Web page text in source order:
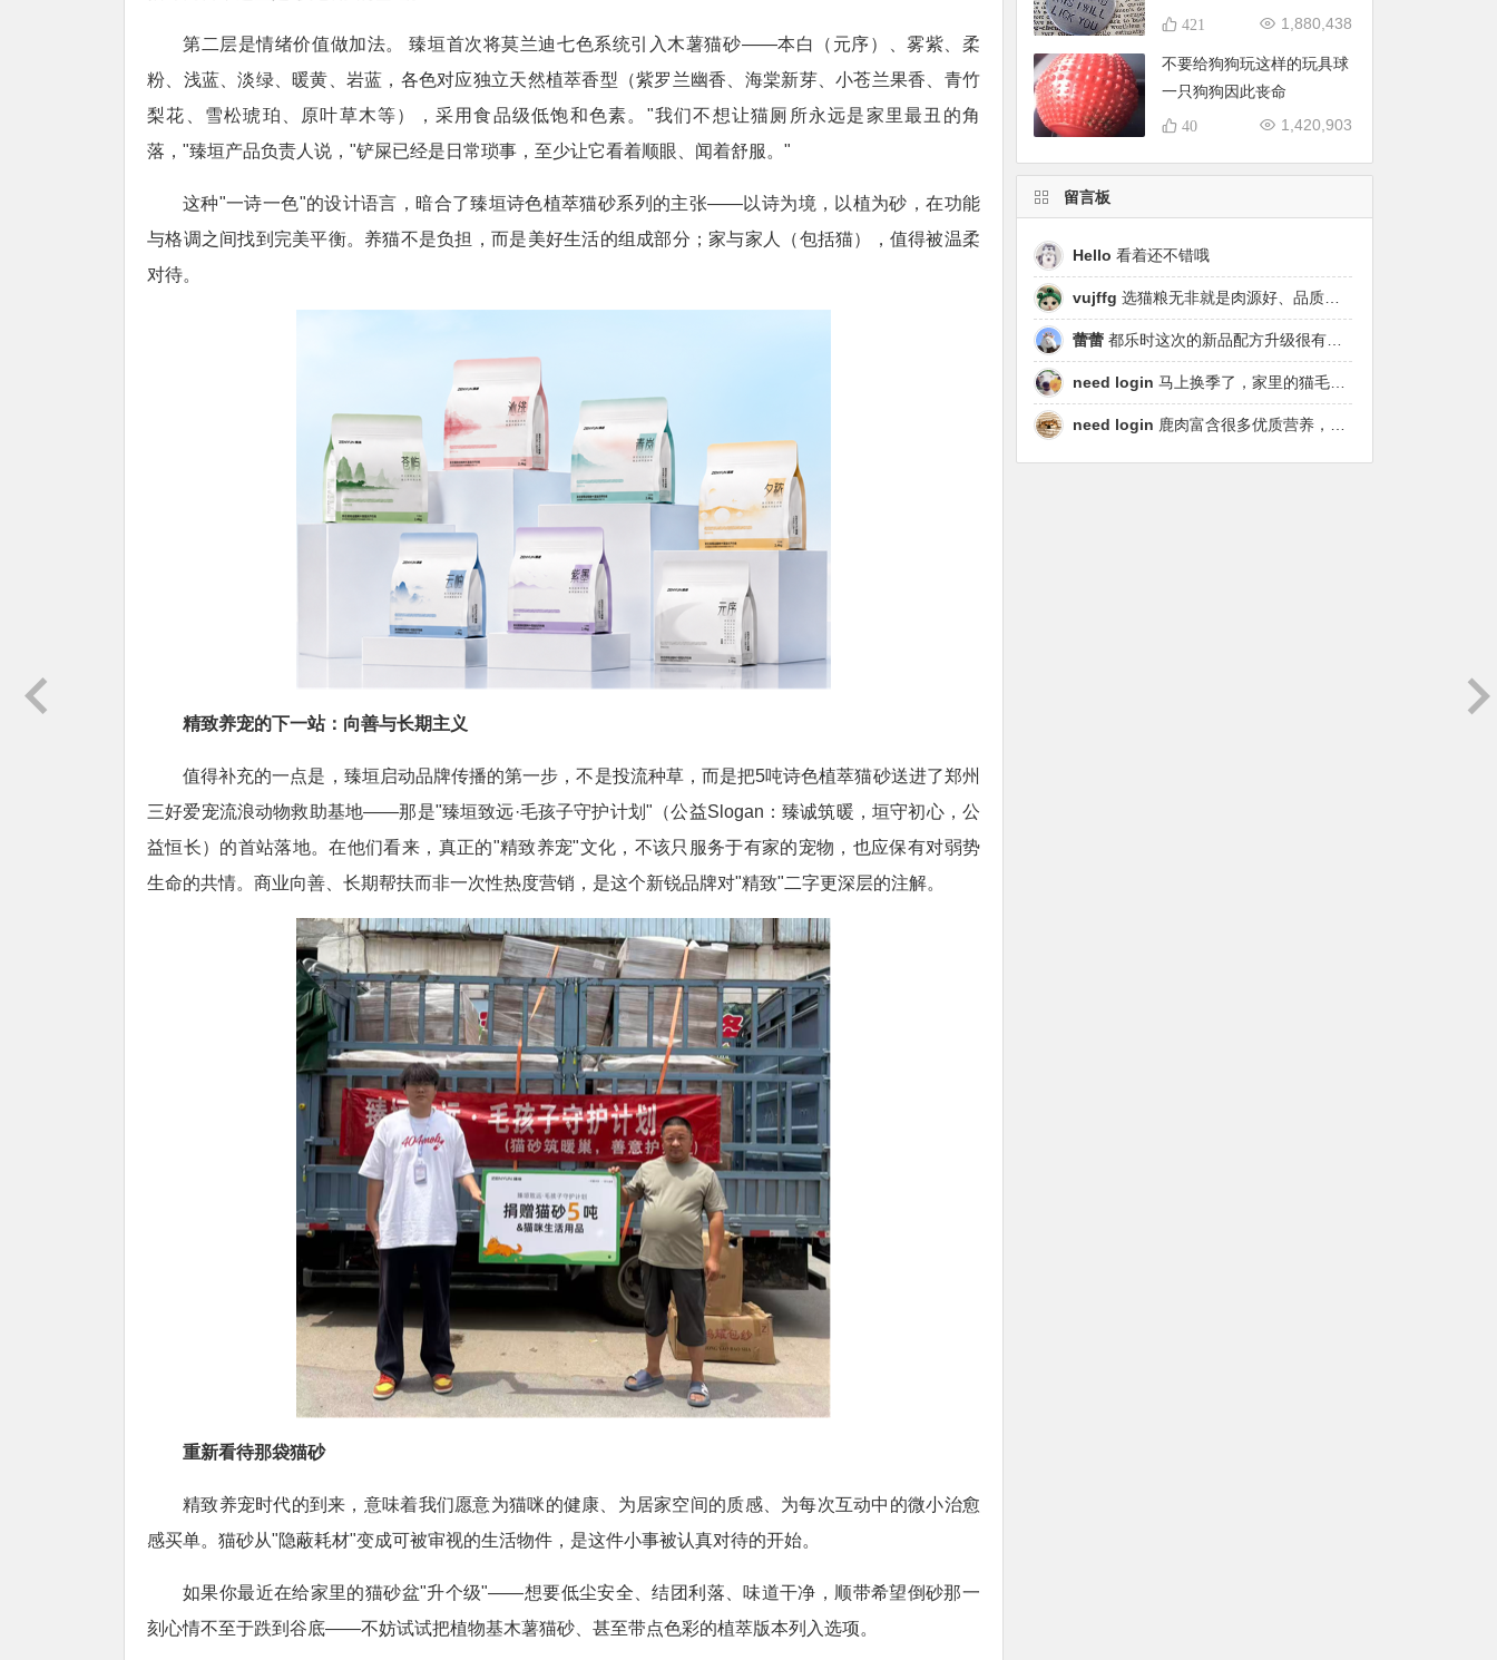
第二层是情绪价值做加法。 臻垣首次将莫兰迪七色系统引入木薯猫砂——本白（元序）、雾紫、柔
粉、浅蓝、淡绿、暖黄、岩蓝，各色对应独立天然植萃香型（紫罗兰幽香、海棠新芽、小苍兰果香、青竹
梨花、雪松琥珀、原叶草木等），采用食品级低饱和色素。"我们不想让猫厕所永远是家里最丑的角
落，"臻垣产品负责人说，"铲屎已经是日常琐事，至少让它看着顺眼、闻着舒服。"
这种"一诗一色"的设计语言，暗合了臻垣诗色植萃猫砂系列的主张——以诗为境，以植为砂，在功能
与格调之间找到完美平衡。养猫不是负担，而是美好生活的组成部分；家与家人（包括猫），值得被温柔
对待。
精致养宠的下一站：向善与长期主义
值得补充的一点是，臻垣启动品牌传播的第一步，不是投流种草，而是把5吨诗色植萃猫砂送进了郑州
三好爱宠流浪动物救助基地——那是"臻垣致远·毛孩子守护计划"（公益Slogan：臻诚筑暖，垣守初心，公
益恒长）的首站落地。在他们看来，真正的"精致养宠"文化，不该只服务于有家的宠物，也应保有对弱势
生命的共情。商业向善、长期帮扶而非一次性热度营销，是这个新锐品牌对"精致"二字更深层的注解。
重新看待那袋猫砂
精致养宠时代的到来，意味着我们愿意为猫咪的健康、为居家空间的质感、为每次互动中的微小治愈
感买单。猫砂从"隐蔽耗材"变成可被审视的生活物件，是这件小事被认真对待的开始。
如果你最近在给家里的猫砂盆"升个级"——想要低尘安全、结团利落、味道干净，顺带希望倒砂那一
刻心情不至于跌到谷底——不妨试试把植物基木薯猫砂、甚至带点色彩的植萃版本列入选项。
1,880,438
421
不要给狗狗玩这样的玩具球
一只狗狗因此丧命
1,420,903
40
留言板
Hello 看着还不错哦
vujffg 选猫粮无非就是肉源好、品质好、工艺好，都乐时磷虾鹿肉烘焙粮真的可以闭眼冲了！
蕾蕾 都乐时这次的新品配方升级很有针对性，从原料溯源到营养配比都踩中了当下高端市场的需求点，期待后续的区域代理政策。
need login 马上换季了，家里的猫毛又要多起来了……太需要像都乐时这种28天就能改善毛发的产品！
need login 鹿肉富含很多优质营养，磷虾油对毛发改善也很明显，都乐时太懂铲屎官想要什么了